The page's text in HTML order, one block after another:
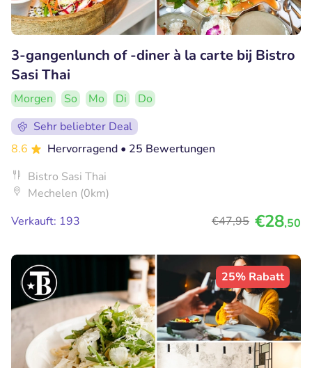
3-gangenlunch of -diner à la carte bij Bistro
Sasi Thai
Morgen So Mo Di
Do
Sehr beliebter Deal
8.6
Hervorragend • 25 Bewertungen
Bistro Sasi Thai
Mechelen (0km)
Verkauft: 193
€47,95 €28,50
25% Rabatt